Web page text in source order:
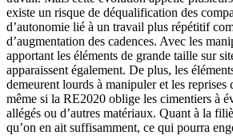
existe un risque de déqualification des
d’autonomie lié à un travail plus répétitif
d’augmentation des cadences. Avec les
apportant les éléments de grande taille sur
apparaissent également. De plus, les
demeurent lourds à manipuler et les reprises
même si la RE2020 oblige les cimentiers à
allégés ou d’autres matériaux. Quant à la
qu’on en ait suffisamment, ce qui pourra